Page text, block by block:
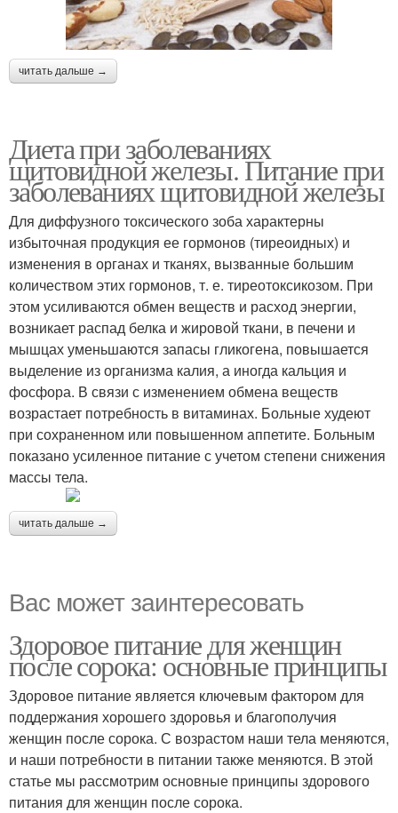
читать дальше →
Диета при заболеваниях
щитовидной железы. Питание при
заболеваниях щитовидной железы
Для диффузного токсического зоба характерны
избыточная продукция ее гормонов (тиреоидных) и
изменения в органах и тканях, вызванные большим
количеством этих гормонов, т. е. тиреотоксикозом. При
этом усиливаются обмен веществ и расход энергии,
возникает распад белка и жировой ткани, в печени и
мышцах уменьшаются запасы гликогена, повышается
выделение из организма калия, а иногда кальция и
фосфора. В связи с изменением обмена веществ
возрастает потребность в витаминах. Больные худеют
при сохраненном или повышенном аппетите. Больным
показано усиленное питание с учетом степени снижения
массы тела.
читать дальше →
Вас может заинтересовать
Здоровое питание для женщин
после сорока: основные принципы
Здоровое питание является ключевым фактором для
поддержания хорошего здоровья и благополучия
женщин после сорока. С возрастом наши тела меняются,
и наши потребности в питании также меняются. В этой
статье мы рассмотрим основные принципы здорового
питания для женщин после сорока.